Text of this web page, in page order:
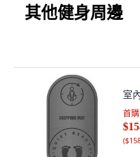
其他健身周邊
室
首
(